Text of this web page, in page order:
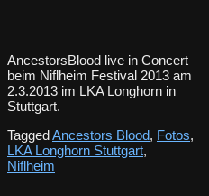
AncestorsBlood live in Concert
beim Niflheim Festival 2013 am
2.3.2013 im LKA Longhorn in
Stuttgart.
TaggedAncestors Blood, Fotos,
LKA Longhorn Stuttgart,
Niflheim